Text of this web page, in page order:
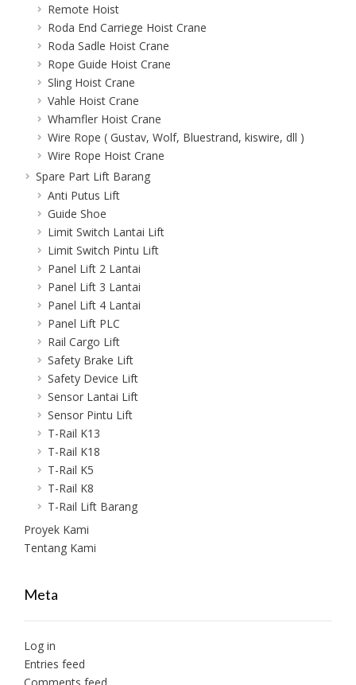
Remote Hoist
Roda End Carriege Hoist Crane
Roda Sadle Hoist Crane
Rope Guide Hoist Crane
Sling Hoist Crane
Vahle Hoist Crane
Whamfler Hoist Crane
Wire Rope ( Gustav, Wolf, Bluestrand, kiswire, dll )
Wire Rope Hoist Crane
Spare Part Lift Barang
Anti Putus Lift
Guide Shoe
Limit Switch Lantai Lift
Limit Switch Pintu Lift
Panel Lift 2 Lantai
Panel Lift 3 Lantai
Panel Lift 4 Lantai
Panel Lift PLC
Rail Cargo Lift
Safety Brake Lift
Safety Device Lift
Sensor Lantai Lift
Sensor Pintu Lift
T-Rail K13
T-Rail K18
T-Rail K5
T-Rail K8
T-Rail Lift Barang
Proyek Kami
Tentang Kami
Meta
Log in
Entries feed
Comments feed